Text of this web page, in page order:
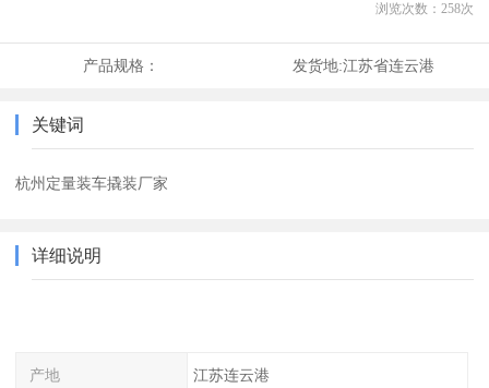
浏览次数： 258次
产品规格： 发货地:江苏省连云港
关键词
杭州定量装车撬装厂家
详细说明
产地 江苏连云港